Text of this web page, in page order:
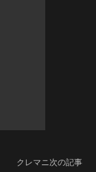
クレマニ次の記事